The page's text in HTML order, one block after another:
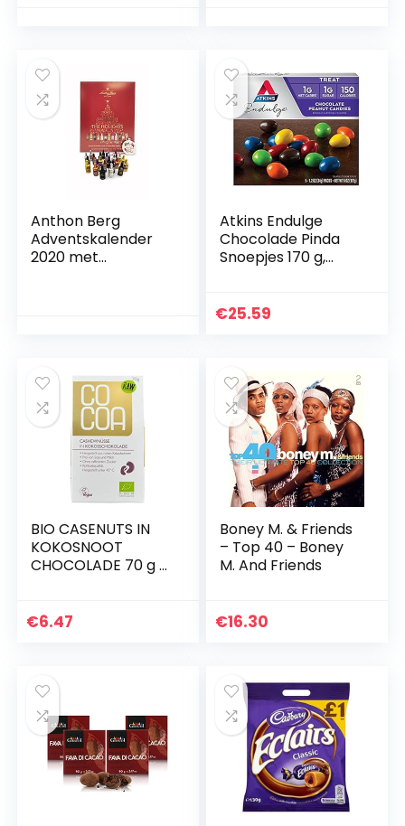
Anthon Berg
Adventskalender
2020 met
Atkins Endulge
Chocolade Pinda
Snoepjes 170 g,
€25.59
BIO CASENUTS IN
KOKOSNOOT
CHOCOLADE 70 g –
€6.47
Boney M. & Friends
– Top 40 – Boney
M. And Friends
€16.30